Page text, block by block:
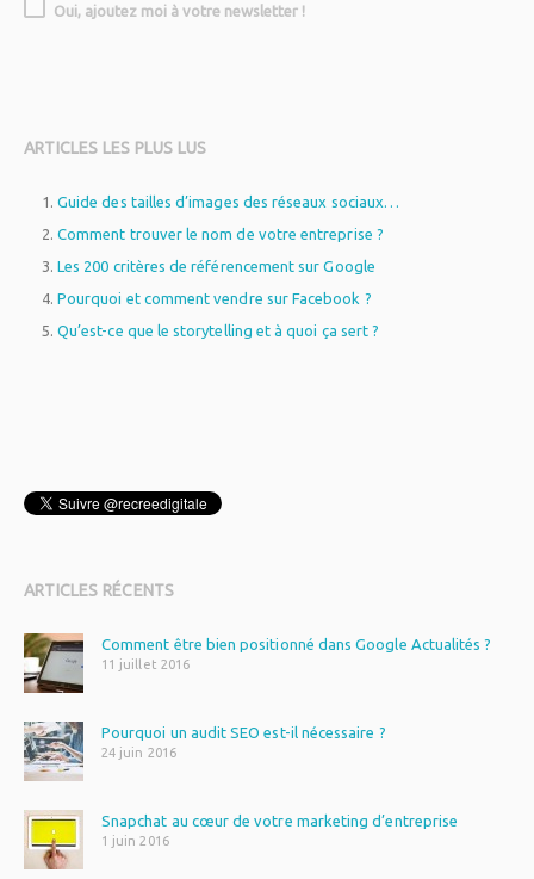
Oui, ajoutez moi à votre newsletter !
ARTICLES LES PLUS LUS
Guide des tailles d’images des réseaux sociaux…
Comment trouver le nom de votre entreprise ?
Les 200 critères de référencement sur Google
Pourquoi et comment vendre sur Facebook ?
Qu’est-ce que le storytelling et à quoi ça sert ?
ARTICLES RÉCENTS
Comment être bien positionné dans Google Actualités ?
11 juillet 2016
Pourquoi un audit SEO est-il nécessaire ?
24 juin 2016
Snapchat au cœur de votre marketing d’entreprise
1 juin 2016